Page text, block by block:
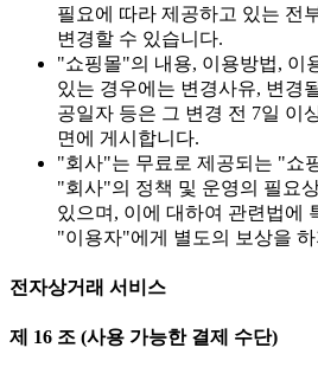
필요에 따라 제공하고 있는 전
변경할 수 있습니다.
"쇼핑몰"의 내용, 이용방법, 이
있는 경우에는 변경사유, 변경
공일자 등은 그 변경 전 7일 이
면에 게시합니다.
"회사"는 무료로 제공되는 "쇼
"회사"의 정책 및 운영의 필요
있으며, 이에 대하여 관련법에
"이용자"에게 별도의 보상을
전자상거래 서비스
제 16 조 (사용 가능한 결제 수단)